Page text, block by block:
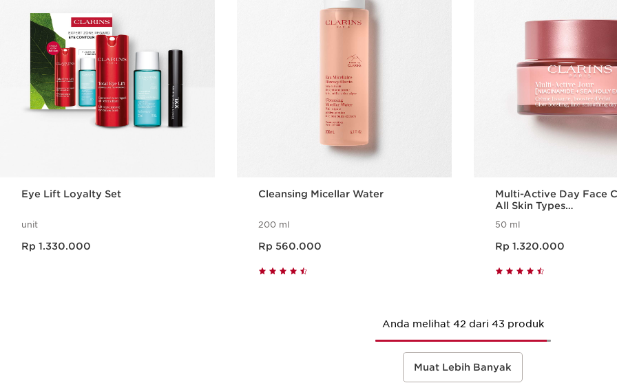
Eye Lift Loyalty Set
unit
Rp 1.330.000
Cleansing Micellar Water
200 ml
Rp 560.000
Multi-Active Day Face
All Skin Types
50 ml
Rp 1.320.000
Anda melihat 42 dari 43 produk
Muat Lebih Banyak